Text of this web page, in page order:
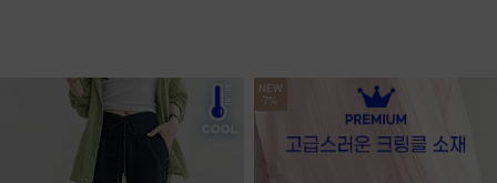
NEW
7%